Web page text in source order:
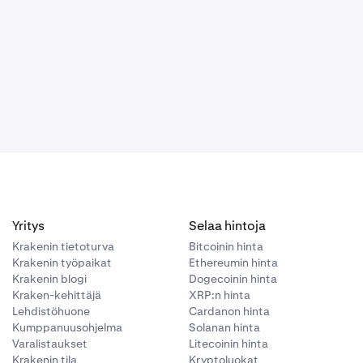
Yritys
Krakenin tietoturva
Krakenin työpaikat
Krakenin blogi
Kraken-kehittäjä
Lehdistöhuone
Kumppanuusohjelma
Varalistaukset
Krakenin tila
Selaa hintoja
Bitcoinin hinta
Ethereumin hinta
Dogecoinin hinta
XRP:n hinta
Cardanon hinta
Solanan hinta
Litecoinin hinta
Kryptoluokat